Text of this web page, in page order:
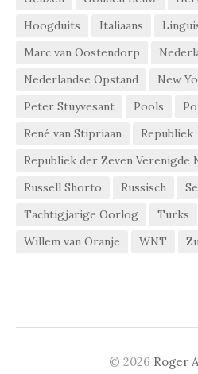
Hoogduits
Italiaans
Marc van Oostendorp
Nederlandse Opstand
New
Peter Stuyvesant
Pools
René van Stipriaan
Republiek
Republiek der Zeven Verenigde
Russell Shorto
Russisch
Tachtigjarige Oorlog
Turks
Willem van Oranje
WNT
© 2026 Roger